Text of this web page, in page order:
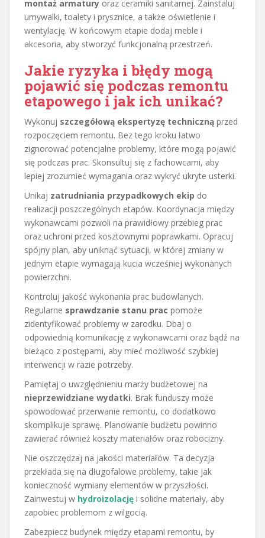
montaż armatury oraz ceramiki sanitarnej. Zainstaluj
umywalki, toalety i prysznice, a także oświetlenie i
wentylację. W końcowym etapie dodaj meble i
akcesoria, aby stworzyć funkcjonalną przestrzeń.
Jakie ryzyka i błędy mogą
pojawić się podczas remontu
etapowego i jak ich unikać?
Wykonuj szczegółową ekspertyzę techniczną przed
rozpoczęciem remontu. Bez tego kroku łatwo
zignorować potencjalne problemy, które mogą pojawić
się podczas prac. Skonsultuj się z fachowcami, aby
lepiej zrozumieć wymagania oraz wykryć ukryte usterki.
Unikaj zatrudniania przypadkowych ekip do
realizacji poszczególnych etapów. Koordynacja między
wykonawcami pozwoli na prawidłowy przebieg prac
oraz uchroni przed kosztownymi poprawkami. Opracuj
spójny plan, aby uniknąć sytuacji, w której zmiany w
jednym etapie wymagają kucia wcześniej wykonanych
powierzchni.
Kontroluj jakość wykonania prac budowlanych.
Regularne sprawdzanie stanu prac pomoże
zidentyfikować problemy w zarodku. Dbaj o
odpowiednią komunikację z wykonawcami oraz bądź na
bieżąco z postępami, aby mieć możliwość szybkiej
interwencji w razie potrzeby.
Pamiętaj o uwzględnieniu marży budżetowej na
nieprzewidziane wydatki. Brak funduszy może
spowodować przerwanie remontu, co dodatkowo
skomplikuje sprawę. Planowanie budżetu powinno
zawierać również koszty materiałów oraz robocizny.
Nie oszczędzaj na jakości materiałów. Ta decyzja
przekłada się na długofalowe problemy, takie jak
konieczność wymiany elementów w przyszłości.
Zainwestuj w hydroizolację i solidne materiały, aby
zapobiec problemom z wilgocią.
Zabezpiecz budynek między etapami remontu, by